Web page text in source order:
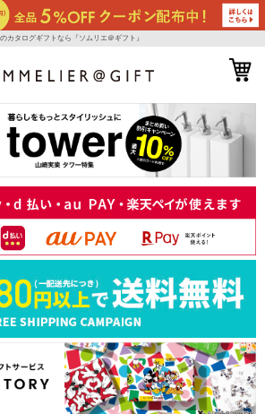
のカタログギフトなら『ソムリエ＠ギフト』